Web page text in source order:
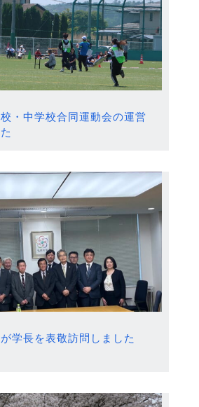
・中学校合同運動会の運営
学長を表敬訪問しました